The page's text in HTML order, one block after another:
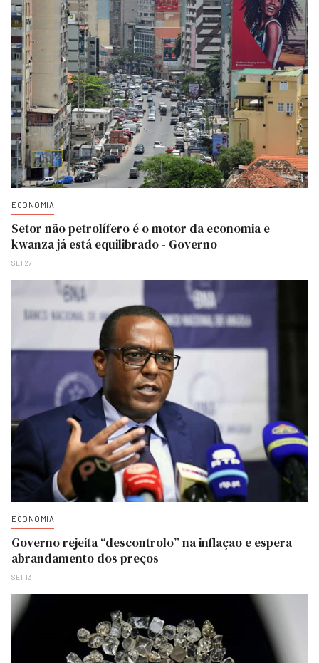
ECONOMIA
Setor não petrolífero é o motor da economia e
kwanza já está equilibrado - Governo
SET 27
ECONOMIA
Governo rejeita “descontrolo” na inflaçao e espera
abrandamento dos preços
SET 13